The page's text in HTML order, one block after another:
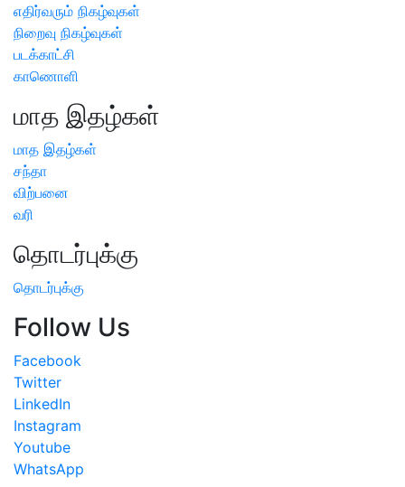
எதிர்வரும் நிகழ்வுகள்
நிறைவு நிகழ்வுகள்
படக்காட்சி
காணொளி
மாத இதழ்கள்
மாத இதழ்கள்
சந்தா
விற்பனை
வரி
தொடர்புக்கு
தொடர்புக்கு
Follow Us
Facebook
Twitter
LinkedIn
Instagram
Youtube
WhatsApp